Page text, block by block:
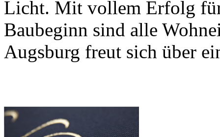
Licht. Mit vollem Erfolg
Baubeginn sind alle
Augsburg freut sich über